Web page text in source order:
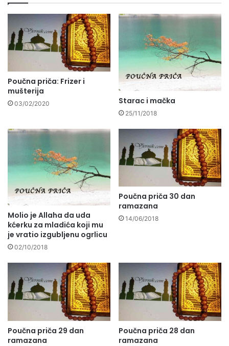
Poučna priča: Frizer i
mušterija
03/02/2020 Starac i mačka
25/11/2018
Molio je Allaha da uda
kćerku za mladića koji mu
je vratio izgubljenu ogrlicu
02/10/2018
Poučna priča 30 dan
ramazana
14/06/2018
Poučna priča 29 dan
ramazana
Poučna priča 28 dan
ramazana